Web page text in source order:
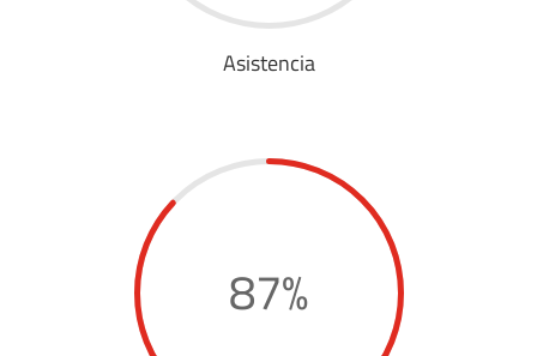
Asistencia
87%